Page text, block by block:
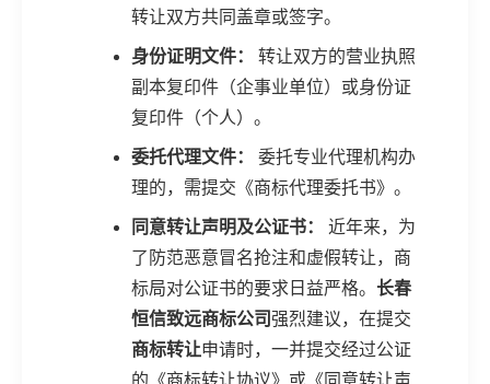
转让双方共同盖章或签字。
身份证明文件：
转让双方的营业执照
副本复印件（企事业单位）或身份证
复印件（个人）。
委托代理文件：
委托专业代理机构办
理的，需提交《商标代理委托书》。
同意转让声明及公证书：
近年来，为
了防范恶意冒名抢注和虚假转让，商
标局对公证书的要求日益严格。 长春
恒信致远商标公司强烈建议，在提交
商标转让申请时，一并提交经过公证
的《商标转让协议》或《同意转让声